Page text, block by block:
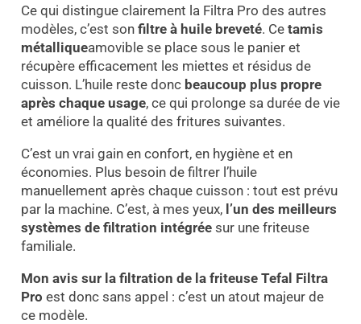
Ce qui distingue clairement la Filtra Pro des autres
modèles, c’est son filtre à huile breveté. Ce tamis
métalliqueamovible se place sous le panier et
récupère efficacement les miettes et résidus de
cuisson. L’huile reste donc beaucoup plus propre
après chaque usage, ce qui prolonge sa durée de vie
et améliore la qualité des fritures suivantes.
C’est un vrai gain en confort, en hygiène et en
économies. Plus besoin de filtrer l’huile
manuellement après chaque cuisson : tout est prévu
par la machine. C’est, à mes yeux, l’un des meilleurs
systèmes de filtration intégréesur une friteuse
familiale.
Mon avis sur la filtration de la friteuse Tefal Filtra
Pro est donc sans appel : c’est un atout majeur de
ce modèle.